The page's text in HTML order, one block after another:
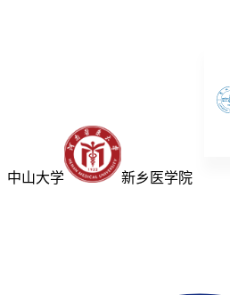
中山大学 新乡医学院